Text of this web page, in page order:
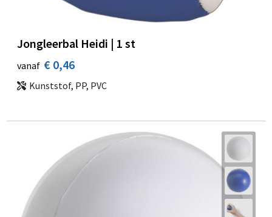
Jongleerbal Heidi | 1 st
vanaf € 0,46
Kunststof, PP, PVC